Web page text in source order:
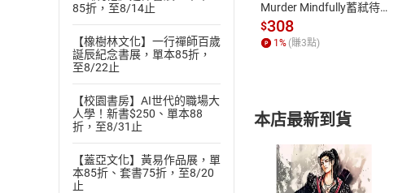
85折，至8/14止
【橡樹林文化】一行禪師百歲
誕辰紀念書展，單本85折，
至8/22止
【校園書房】AI世代的職場大
人學！新書$250、單本88
折，至8/31止
【蓋亞文化】黃易作品展，單
本85折、套書75折，至8/20
止
Murder Mindfully蓄弒待
發】【電子書】
$308
1 % (賺3點)
本店最新到貨